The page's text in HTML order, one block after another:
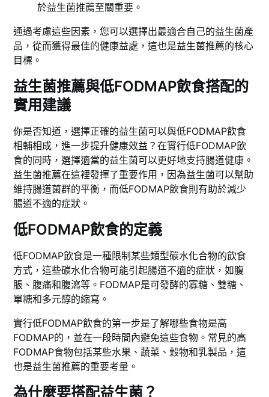
於益生菌推薦至關重要。
通過考慮這些因素，您可以選擇出最適合自己的益生菌產
品，從而獲得最佳的健康益處，這也是益生菌推薦的核心
目標。
益生菌推薦與低FODMAP飲食搭配的
實用建議
你是否知道，選擇正確的益生菌可以與低FODMAP飲食
相輔相成，進一步提升健康效益？在實行低FODMAP飲
食的同時，選擇適當的益生菌可以更好地支持腸道健康。
益生菌推薦在這裡發揮了重要作用，因為益生菌可以幫助
維持腸道菌群的平衡，而低FODMAP飲食則有助於減少
腸道不適的症狀。
低FODMAP飲食的定義
低FODMAP飲食是一種限制某些類型碳水化合物的飲食
方式，這些碳水化合物可能引起腸道不適的症狀，如腹
脹、腹痛和腹瀉等。FODMAP是可發酵的寡糖、雙糖、
單糖和多元醇的縮寫。
實行低FODMAP飲食的第一步是了解哪些食物是高
FODMAP的，並在一段時間內避免這些食物。常見的高
FODMAP食物包括某些水果、蔬菜、穀物和乳製品，這
也是益生菌推薦的重要考量。
為什麼要搭配益生菌？